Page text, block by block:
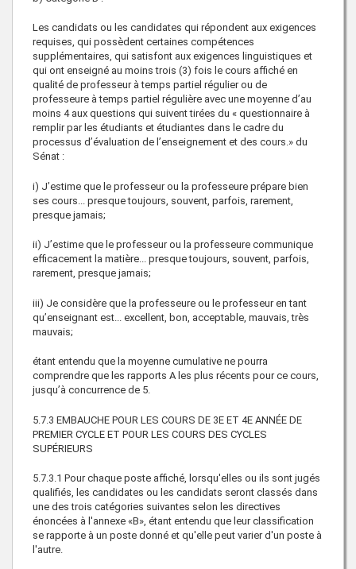
Les candidats ou les candidates qui répondent aux exigences
requises, qui possèdent certaines compétences
supplémentaires, qui satisfont aux exigences linguistiques et
qui ont enseigné au moins trois (3) fois le cours affiché en
qualité de professeur à temps partiel régulier ou de
professeure à temps partiel régulière avec une moyenne d’au
moins 4 aux questions qui suivent tirées du « questionnaire à
remplir par les étudiants et étudiantes dans le cadre du
processus d’évaluation de l’enseignement et des cours.» du
Sénat :
i) J’estime que le professeur ou la professeure prépare bien
ses cours... presque toujours, souvent, parfois, rarement,
presque jamais;
ii) J’estime que le professeur ou la professeure communique
efficacement la matière... presque toujours, souvent, parfois,
rarement, presque jamais;
iii) Je considère que la professeure ou le professeur en tant
qu’enseignant est... excellent, bon, acceptable, mauvais, très
mauvais;
étant entendu que la moyenne cumulative ne pourra
comprendre que les rapports A les plus récents pour ce cours,
jusqu’à concurrence de 5.
5.7.3 EMBAUCHE POUR LES COURS DE 3E ET 4E ANNÉE DE
PREMIER CYCLE ET POUR LES COURS DES CYCLES
SUPÉRIEURS
5.7.3.1 Pour chaque poste affiché, lorsqu'elles ou ils sont jugés
qualifiés, les candidates ou les candidats seront classés dans
une des trois catégories suivantes selon les directives
énoncées à l'annexe «B», étant entendu que leur classification
se rapporte à un poste donné et qu'elle peut varier d'un poste à
l'autre.